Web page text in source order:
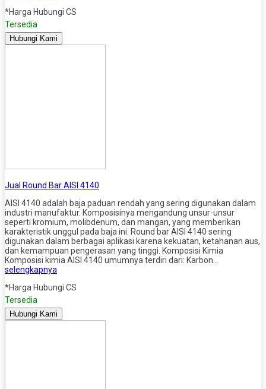
*Harga Hubungi CS
Tersedia
Hubungi Kami
Jual Round Bar AISI 4140
AISI 4140 adalah baja paduan rendah yang sering digunakan dalam
industri manufaktur. Komposisinya mengandung unsur-unsur
seperti kromium, molibdenum, dan mangan, yang memberikan
karakteristik unggul pada baja ini. Round bar AISI 4140 sering
digunakan dalam berbagai aplikasi karena kekuatan, ketahanan aus,
dan kemampuan pengerasan yang tinggi. Komposisi Kimia
Komposisi kimia AISI 4140 umumnya terdiri dari: Karbon…
selengkapnya
*Harga Hubungi CS
Tersedia
Hubungi Kami